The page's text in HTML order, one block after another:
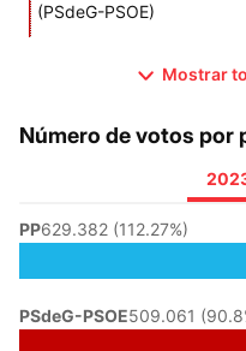
(PSdeG-PSOE)
Mostrar
Número de votos por
PP629.382 (112.27%)
PSdeG-PSOE509.061